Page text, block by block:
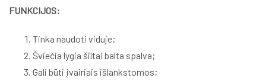
FUNKCIJOS:
Tinka naudoti viduje;
Šviečia lygia šiltai balta spalva;
Gali būti įvairiais išlankstomos;